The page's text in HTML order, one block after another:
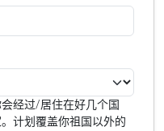
经过/居住在好几个国
计划覆盖你祖国以外的